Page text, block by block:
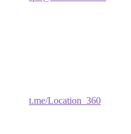
t.me/Location_360